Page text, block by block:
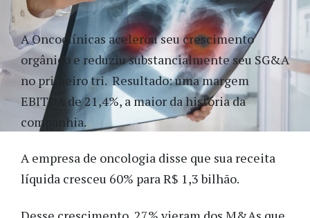
A Oncoclínicas acelerou seu crescimento
orgânico e reduziu substancialmente seu SG&A
no primeiro tri. Resultado: uma margem
EBITDA de 21,4%, a maior da história da
companhia.
A empresa de oncologia disse que sua receita
líquida cresceu 60% para R$ 1,3 bilhão.